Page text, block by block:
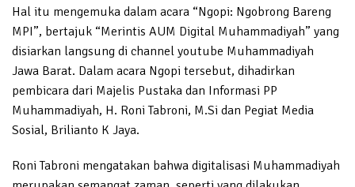
Hal itu mengemuka dalam acara “Ngopi: Ngobrong Bareng
MPI”, bertajuk “Merintis AUM Digital Muhammadiyah” yang
disiarkan langsung di channel youtube Muhammadiyah
Jawa Barat. Dalam acara Ngopi tersebut, dihadirkan
pembicara dari Majelis Pustaka dan Informasi PP
Muhammadiyah, H. Roni Tabroni, M.Si dan Pegiat Media
Sosial, Brilianto K Jaya.
Roni Tabroni mengatakan bahwa digitalisasi Muhammadiyah